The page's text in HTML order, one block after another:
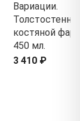
Вариации.
костяной
450 мл.
3 410 ₽